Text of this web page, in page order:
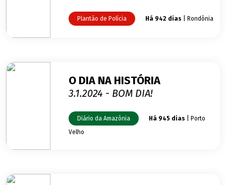
Plantão de Polícia Há 942 dias | Rondônia
O DIA NA HISTÓRIA
3.1.2024 - BOM DIA!
Diário da Amazônia Há 945 dias | Porto
Velho